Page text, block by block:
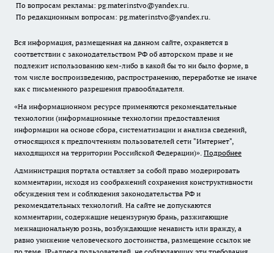
По вопросам рекламы: pg.materinstvo@yandex.ru.
По редакционным вопросам: pg.materinstvo@yandex.ru.
Вся информация, размещенная на данном сайте, охраняется в
соответствии с законодательством РФ об авторском праве и не
подлежит использованию кем-либо в какой бы то ни было форме, в
том числе воспроизведению, распространению, переработке не иначе
как с письменного разрешения правообладателя.
«На информационном ресурсе применяются рекомендательные
технологии (информационные технологии предоставления
информации на основе сбора, систематизации и анализа сведений,
относящихся к предпочтениям пользователей сети "Интернет",
находящихся на территории Российской Федерации)». Подробнее
Администрация портала оставляет за собой право модерировать
комментарии, исходя из соображений сохранения конструктивности
обсуждения тем и соблюдения законодательства РФ и
рекомендательных технологий. На сайте не допускаются
комментарии, содержащие нецензурную брань, разжигающие
межнациональную рознь, возбуждающие ненависть или вражду, а
равно унижение человеческого достоинства, размещение ссылок не